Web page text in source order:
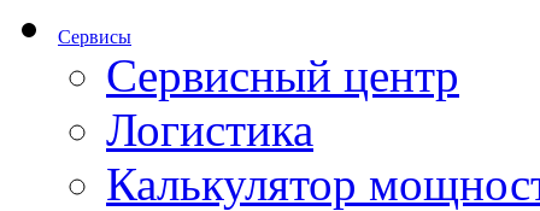
Сервисы
Сервисный центр
Логистика
Калькулятор